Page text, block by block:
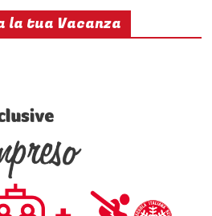
la tua Vacanza